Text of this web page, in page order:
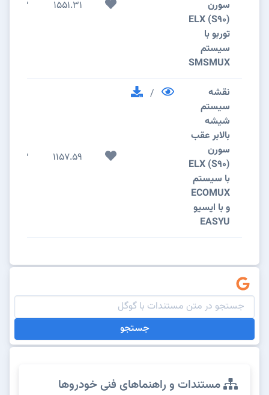
سورن
(S90) ELX
توربو با
سیستم
SMSMUX
1551.31
2
نقشه
سیستم
شیشه
بالابر عقب
سورن
(S90) ELX
با سیستم
ECOMUX
و با ایسیو
EASYU
/
1157.59
2
جستجو
مستندات و راهنماهای فنی خودروها